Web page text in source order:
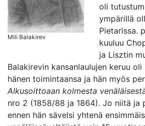
Mili Balakirev
oli
ympärillä
Pietarissa.
kuuluu
ja Lisztin
Balakirevin kansanlaulujen keruu
hänen toimintaansa ja hän myös
Alkusoittoaan kolmesta
nro 2 (1858/88 ja 1864). Jo niitä ja
ennen hän sävelsi yhtenä